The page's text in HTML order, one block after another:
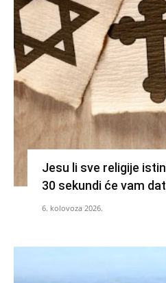
Jesu li sve religije
30 sekundi će vam
6. kolovoza 2026.